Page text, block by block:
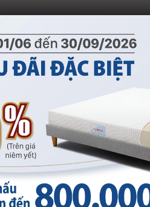
trình khuyến mại từ
VAT). Đơn vị tính: VND
từ
MUA SẢN PHẨM